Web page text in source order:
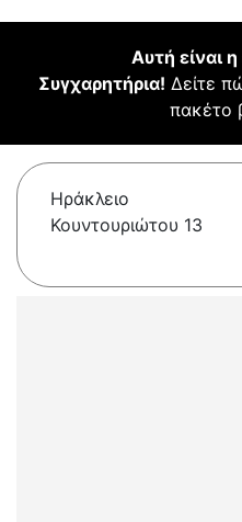
Αυτή είναι
Συγχαρητήρια! Δείτε
πακέτο
Ηράκλειο
Κουντουριώτου 13